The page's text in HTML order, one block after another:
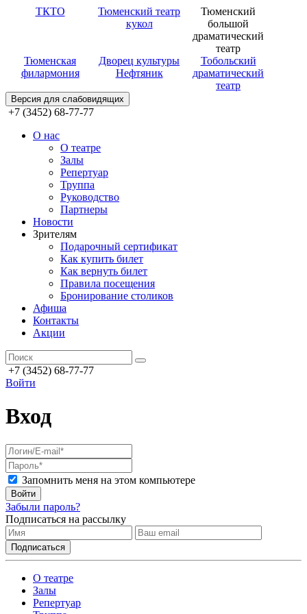
ТКТО
Тюменский театр
кукол
Тюменский
большой
драматический
театр
Тюменская
филармония
Дворец культуры
Нефтяник
Тобольский
драматический
театр
Версия для слабовидящих
+7 (3452) 68-77-77
О нас
О театре
Залы
Репертуар
Труппа
Руководство
Партнеры
Новости
Зрителям
Подарочный сертификат
Как купить билет
Как вернуть билет
Правила посещения
Бронирование столиков
Афиша
Контакты
Акции
+7 (3452) 68-77-77
Войти
Вход
Запомнить меня на этом компьютере
Войти
Забыли пароль?
Подписаться на рассылку
О театре
Залы
Репертуар